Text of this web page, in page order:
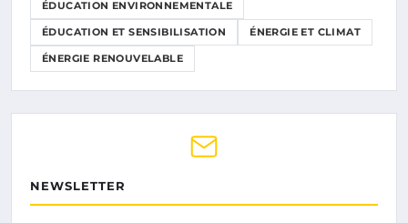
ÉDUCATION ENVIRONNEMENTALE
ÉDUCATION ET SENSIBILISATION ÉNERGIE ET CLIMAT
ÉNERGIE RENOUVELABLE
NEWSLETTER